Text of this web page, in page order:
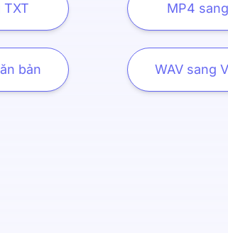
TXT MP4
bản WAV sang